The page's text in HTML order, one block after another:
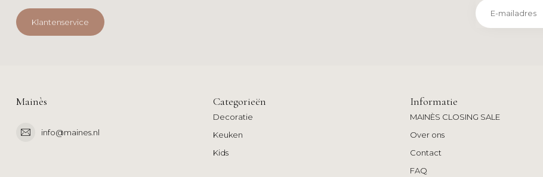
Klantenservice
Mainès
info@maines.nl
Categorieën
Decoratie
Keuken
Kids
Informatie
MAINÈS CLOSING SALE
Over ons
Contact
FAQ